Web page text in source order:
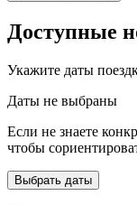
Доступные
Укажите даты
Даты не выбраны
Если не знаете
чтобы
Выбрать даты